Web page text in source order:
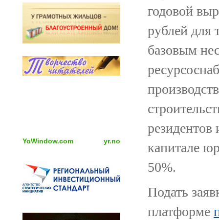
YoWindow.com yr.no
годовой
рублей для
базовым
резидентов
капитале
50%.
Подать
платформе